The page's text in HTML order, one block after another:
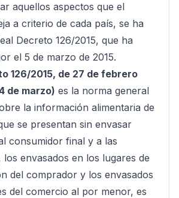
aquellos aspectos que el
a criterio de cada país, se ha
Decreto 126/2015, que ha
el 5 de marzo de 2015.
126/2015, de 27 de febrero
de marzo) es la norma general
la información alimentaria de
se presentan sin envasar
consumidor final y a las
los envasados en los lugares de
del comprador y los envasados
del comercio al por menor, es